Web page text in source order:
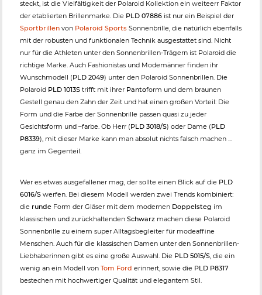
steckt, ist die Vielfältigkeit der Polaroid Kollektion ein weiteerr Faktor
der etablierten Brillenmarke. Die PLD 07886 ist nur ein Beispiel der
Sportbrillen von Polaroid Sports Sonnenbrille, die natürlich ebenfalls
mit der robusten und funktionalen Technik ausgestattet sind. Nicht
nur für die Athleten unter den Sonnenbrillen-Trägern ist Polaroid die
richtige Marke. Auch Fashionistas und Modemänner finden ihr
Wunschmodell (PLD 2049) unter den Polaroid Sonnenbrillen. Die
Polaroid PLD 1013S trifft mit ihrer Pantoform und dem braunen
Gestell genau den Zahn der Zeit und hat einen großen Vorteil: Die
Form und die Farbe der Sonnenbrille passen quasi zu jeder
Gesichtsform und –farbe. Ob Herr (PLD 3018/S) oder Dame (PLD
P8339), mit dieser Marke kann man absolut nichts falsch machen ...
ganz im Gegenteil.
Wer es etwas ausgefallener mag, der sollte einen Blick auf die PLD
6016/S werfen. Bei diesem Modell werden zwei Trends kombiniert:
die runde Form der Gläser mit dem modernen Doppelsteg im
klassischen und zurückhaltenden Schwarz machen diese Polaroid
Sonnenbrille zu einem super Alltagsbegleiter für modeaffine
Menschen. Auch für die klassischen Damen unter den Sonnenbrillen-
Liebhaberinnen gibt es eine große Auswahl. Die PLD 5015/S, die ein
wenig an ein Modell von Tom Ford erinnert, sowie die PLD P8317
bestechen mit hochwertiger Qualität und elegantem Stil.